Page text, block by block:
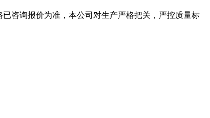
咨询报价为准，本公司对生产严格把关，严控质量标